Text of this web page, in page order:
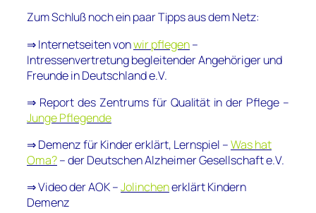
Zum Schluß noch ein paar Tipps aus dem Netz:
⇒ Internetseiten vonwir pflegen–
Intressenvertretung begleitender Angehöriger und
Freunde in Deutschland e.V.
⇒ Report des Zentrums für Qualität in der Pflege –
Junge Pflegende
⇒ Demenz für Kinder erklärt, Lernspiel –Was hat
Oma?– der Deutschen Alzheimer Gesellschaft e.V.
⇒ Video der AOK –Jolinchenerklärt Kindern
Demenz